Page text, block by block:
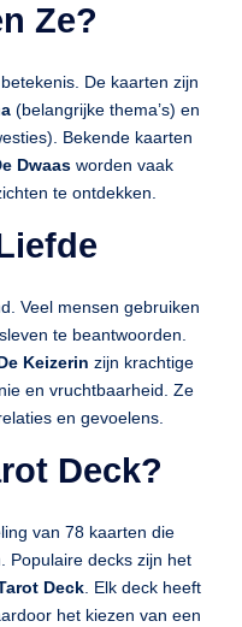
Ze?
De kaarten zijn
(belangrijke thema’s) en
Bekende kaarten
Dwaasworden vaak
te ontdekken.
Veel mensen gebruiken
te beantwoorden.
De Keizerin zijn krachtige
en vruchtbaarheid. Ze
en gevoelens.
Deck?
van 78 kaarten die
Populaire decks zijn het
Deck. Elk deck heeft
het kiezen van een